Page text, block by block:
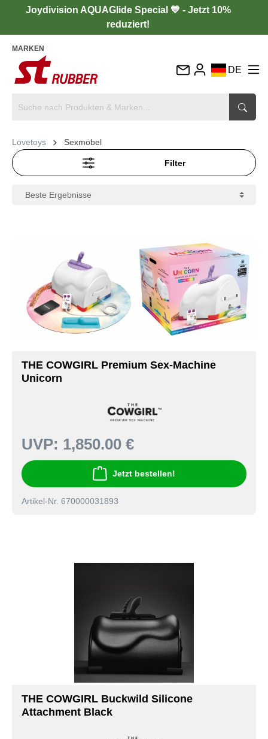
Joydivision AQUAGlide Special 💙 - Jetzt 10%
reduziert!
MARKEN
DE
IT
Lovetoys Sexmöbel
Filter
THE COWGIRL Premium Sex-Machine
Unicorn
UVP: 1,850.00 €
Jetzt bestellen!
Artikel-Nr. 670000031893
THE COWGIRL Buckwild Silicone
Attachment Black